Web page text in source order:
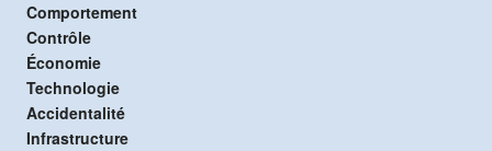
Comportement
Contrôle
Économie
Technologie
Accidentalité
Infrastructure